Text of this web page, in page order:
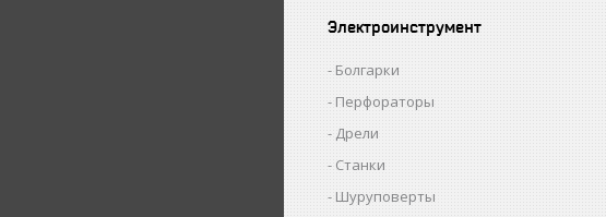
Электроинструмент
Болгарки
Перфораторы
Дрели
Станки
Шуруповерты